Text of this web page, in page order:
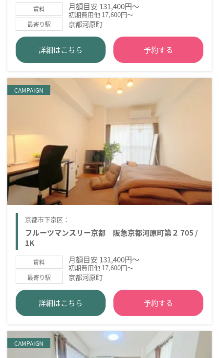
賃料 月額目安 131,400円～
初期費用他 17,600円～
最寄り駅 京都河原町
詳細はこちら 予約する
CAMPAIGN
京都市下京区：
フルーツマンスリー京都 阪急京都河原町第２ 705 /
1K
賃料 月額目安 131,400円～
初期費用他 17,600円～
最寄り駅 京都河原町
詳細はこちら 予約する
CAMPAIGN